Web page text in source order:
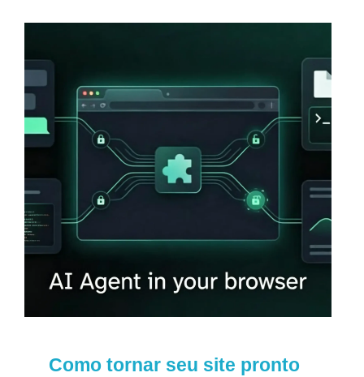
Como tornar seu site pronto